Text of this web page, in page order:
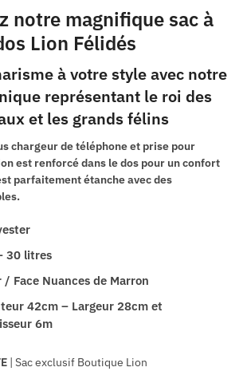
notre magnifique sac à
Lion Félidés
à votre style avec notre
représentant le roi des
et les grands félins
chargeur de téléphone et prise pour
est renforcé dans le dos pour un confort
parfaitement étanche avec des
30 litres
/ Face Nuances de Marron
42cm – Largeur 28cm et
6m
| Sac exclusif Boutique Lion